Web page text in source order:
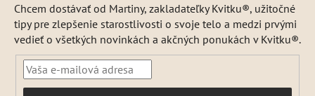
Chcem dostávať od Martiny, zakladateľky Kvitku®, užitočné
tipy pre zlepšenie starostlivosti o svoje telo a medzi prvými
vedieť o všetkých novinkách a akčných ponukách v Kvitku®.